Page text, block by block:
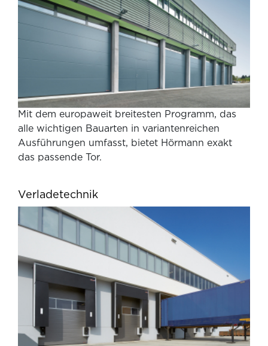
Mit dem europaweit breitesten Programm, das
alle wichtigen Bauarten in variantenreichen
Ausführungen umfasst, bietet Hörmann exakt
das passende Tor.
Verladetechnik